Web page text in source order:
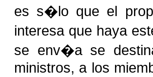
es s�lo que el
interesa que haya
se env�a se
ministros, a los